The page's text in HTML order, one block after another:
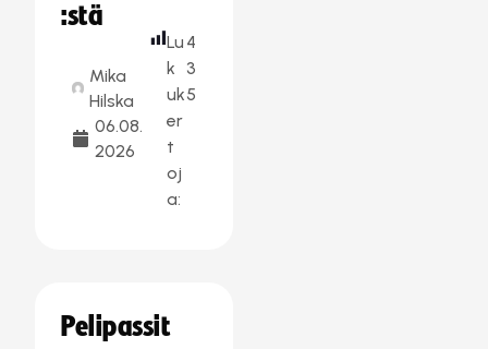
:stä
Mika
Hilska
06.08.
2026
Lu
k
uk
er
t
oj
a:
4
3
5
Pelipassit